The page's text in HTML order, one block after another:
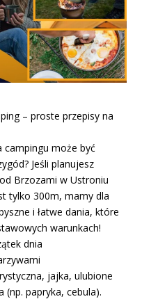
– proste przepisy na
campingu może być
Jeśli planujesz
Brzozami w Ustroniu
tylko 300m, mamy dla
i łatwe dania, które
warunkach!
dnia
jajka, ulubione
(np. papryka, cebula).